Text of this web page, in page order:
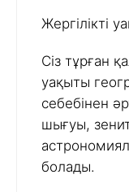
Жергілікті
Сіз тұрған
уақыты
себебінен
шығуы,
болады.